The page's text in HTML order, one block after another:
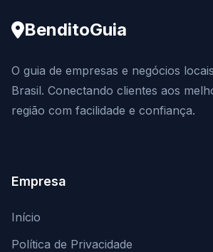
BenditoGuia
O guia de empresas e negócios
Brasil. Conectando clientes aos
região com facilidade e confiança.
Empresa
Início
Política de Privacidade